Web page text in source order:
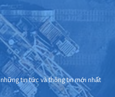
tin tức và thông tin mới nhất